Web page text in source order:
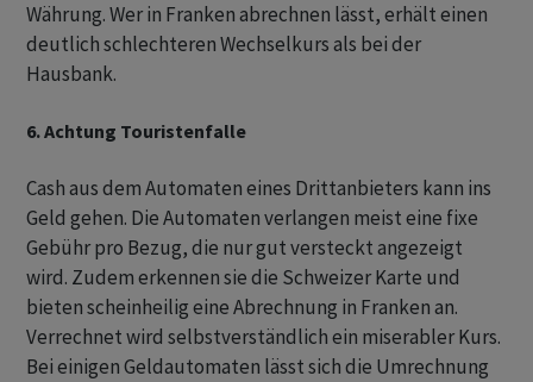
Währung. Wer in Franken abrechnen lässt, erhält einen
deutlich schlechteren Wechselkurs als bei der
Hausbank.
6. Achtung Touristenfalle
Cash aus dem Automaten eines Drittanbieters kann ins
Geld gehen. Die Automaten verlangen meist eine fixe
Gebühr pro Bezug, die nur gut versteckt angezeigt
wird. Zudem erkennen sie die Schweizer Karte und
bieten scheinheilig eine Abrechnung in Franken an.
Verrechnet wird selbstverständlich ein miserabler Kurs.
Bei einigen Geldautomaten lässt sich die Umrechnung